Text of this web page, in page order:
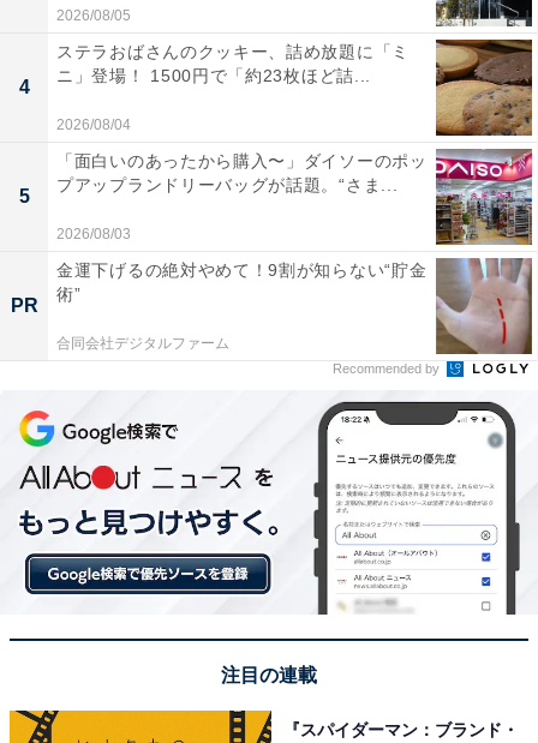
2026/08/05
4
ステラおばさんのクッキー、詰め放題に「ミ
ニ」登場！ 1500円で「約23枚ほど詰...
2026/08/04
5
「面白いのあったから購入〜」ダイソーのポッ
プアップランドリーバッグが話題。“さま...
2026/08/03
PR
金運下げるの絶対やめて！9割が知らない“貯金
術”
合同会社デジタルファーム
Recommended by
注目の連載
『スパイダーマン：ブランド・